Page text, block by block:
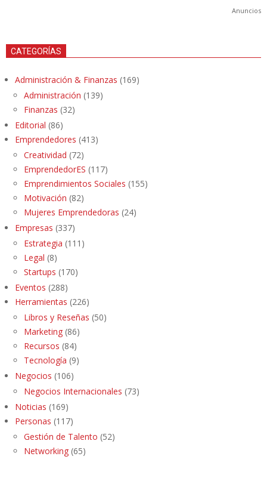
Anuncios
CATEGORÍAS
Administración & Finanzas (169)
Administración (139)
Finanzas (32)
Editorial (86)
Emprendedores (413)
Creatividad (72)
EmprendedorES (117)
Emprendimientos Sociales (155)
Motivación (82)
Mujeres Emprendedoras (24)
Empresas (337)
Estrategia (111)
Legal (8)
Startups (170)
Eventos (288)
Herramientas (226)
Libros y Reseñas (50)
Marketing (86)
Recursos (84)
Tecnología (9)
Negocios (106)
Negocios Internacionales (73)
Noticias (169)
Personas (117)
Gestión de Talento (52)
Networking (65)